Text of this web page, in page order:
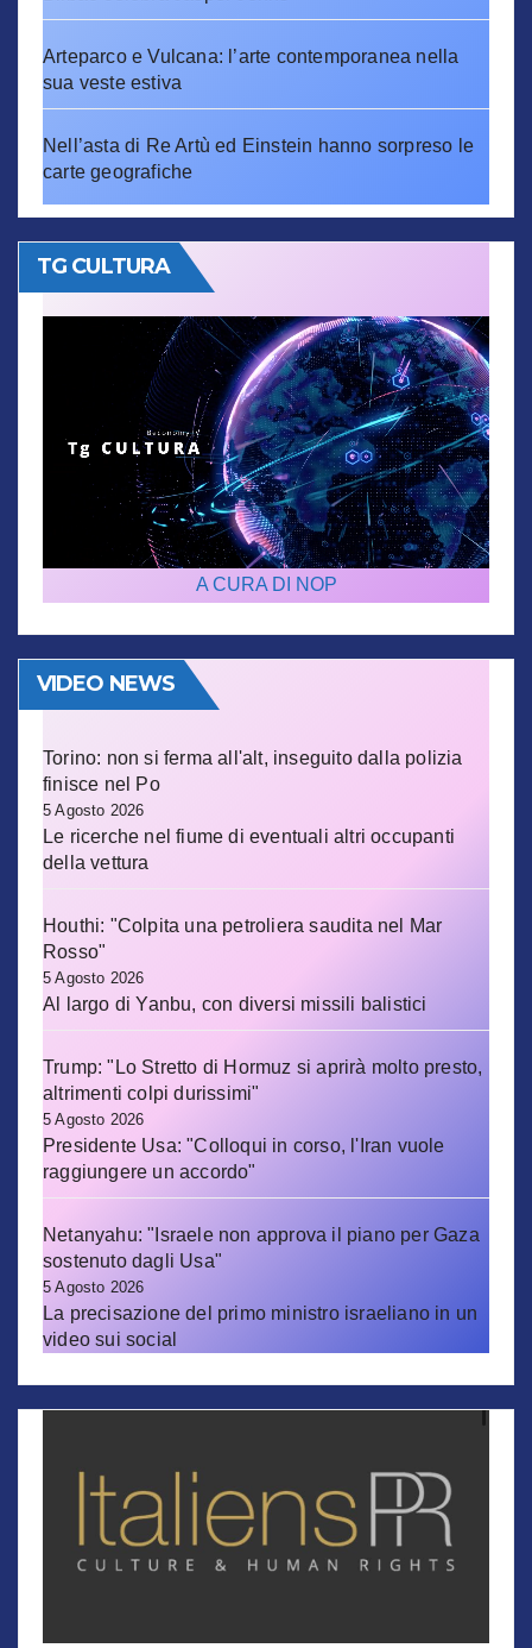
Arteparco e Vulcana: l’arte contemporanea nella
sua veste estiva
Nell’asta di Re Artù ed Einstein hanno sorpreso le
carte geografiche
TG CULTURA
A CURA DI NOP
VIDEO NEWS
Torino: non si ferma all'alt, inseguito dalla polizia
finisce nel Po
5 Agosto 2026
Le ricerche nel fiume di eventuali altri occupanti
della vettura
Houthi: "Colpita una petroliera saudita nel Mar
Rosso"
5 Agosto 2026
Al largo di Yanbu, con diversi missili balistici
Trump: "Lo Stretto di Hormuz si aprirà molto presto,
altrimenti colpi durissimi"
5 Agosto 2026
Presidente Usa: "Colloqui in corso, l'Iran vuole
raggiungere un accordo"
Netanyahu: "Israele non approva il piano per Gaza
sostenuto dagli Usa"
5 Agosto 2026
La precisazione del primo ministro israeliano in un
video sui social